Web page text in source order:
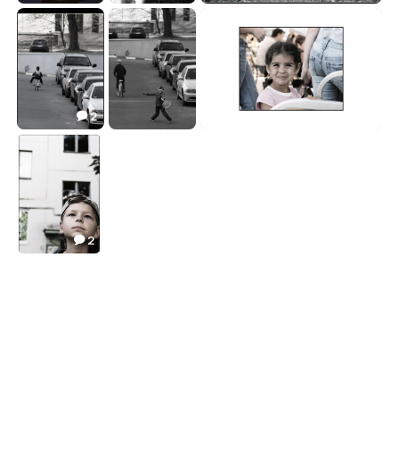
пряча глаза....
 2.48
нежность...
0.60 36.47
между будущем и прошлым...

 2
 2